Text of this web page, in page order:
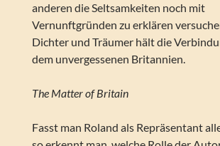
anderen die Seltsamkeiten noch mit
Vernunftgründen zu erklären
Dichter und Träumer hält die
dem unvergessenen Britannien.
The Matter of Britain
Fasst man Roland als Repräsentant